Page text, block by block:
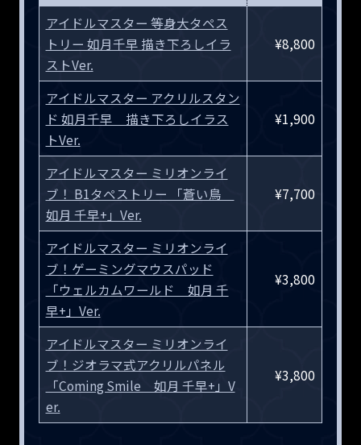
アイドルマスター 等身大タペス
トリー 如月千早 描き下ろしイラ
ストVer.
¥8,800
アイドルマスター アクリルスタン
ド 如月千早 描き下ろしイラス
トVer.
¥1,900
アイドルマスター ミリオンライ
ブ！ B1タペストリー 「蒼い鳥
如月 千早+」Ver.
¥7,700
アイドルマスター ミリオンライ
ブ！ゲーミングマウスパッド
「ウェルカムワールド 如月 千
早+」Ver.
¥3,800
アイドルマスター ミリオンライ
ブ！ジオラマ式アクリルパネル
「Coming Smile 如月 千早+」V
er.
¥3,800